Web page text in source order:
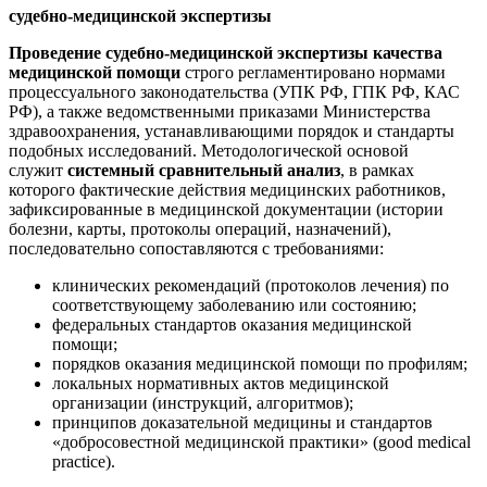
судебно-медицинской экспертизы
Проведение судебно-медицинской экспертизы качества
медицинской помощи строго регламентировано нормами
процессуального законодательства (УПК РФ, ГПК РФ, КАС
РФ), а также ведомственными приказами Министерства
здравоохранения, устанавливающими порядок и стандарты
подобных исследований. Методологической основой
служит системный сравнительный анализ, в рамках
которого фактические действия медицинских работников,
зафиксированные в медицинской документации (истории
болезни, карты, протоколы операций, назначений),
последовательно сопоставляются с требованиями:
клинических рекомендаций (протоколов лечения) по
соответствующему заболеванию или состоянию;
федеральных стандартов оказания медицинской
помощи;
порядков оказания медицинской помощи по профилям;
локальных нормативных актов медицинской
организации (инструкций, алгоритмов);
принципов доказательной медицины и стандартов
«добросовестной медицинской практики» (good medical
practice).